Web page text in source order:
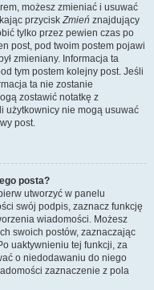
możesz zmieniać i usuwać
przyciskZmień znajdujący
tylko przez pewien czas po
post, pod twoim postem pojawi
zmieniany. Informacja ta
tym postem kolejny post. Jeśli
ta nie zostanie
zostawić notatkę z
użytkownicy nie mogą usuwać
post.
posta?
utworzyć w panelu
swój podpis, zaznacz funkcję
wiadomości. Możesz
swoich postów, zaznaczając
uaktywnieniu tej funkcji, za
o niedodawaniu do niego
zaznaczenie z pola